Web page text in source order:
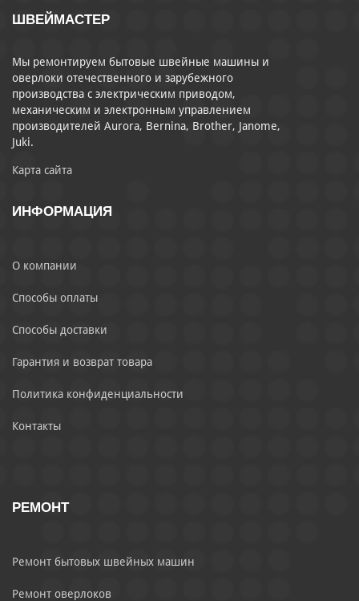
ШВЕЙМАСТЕР
Мы ремонтируем бытовые швейные машины и
оверлоки отечественного и зарубежного
производства с электрическим приводом,
механическим и электронным управлением
производителей Aurora, Bernina, Brother, Janome,
Juki.
Карта сайта
ИНФОРМАЦИЯ
О компании
Способы оплаты
Способы доставки
Гарантия и возврат товара
Политика конфиденциальности
Контакты
РЕМОНТ
Ремонт бытовых швейных машин
Ремонт оверлоков